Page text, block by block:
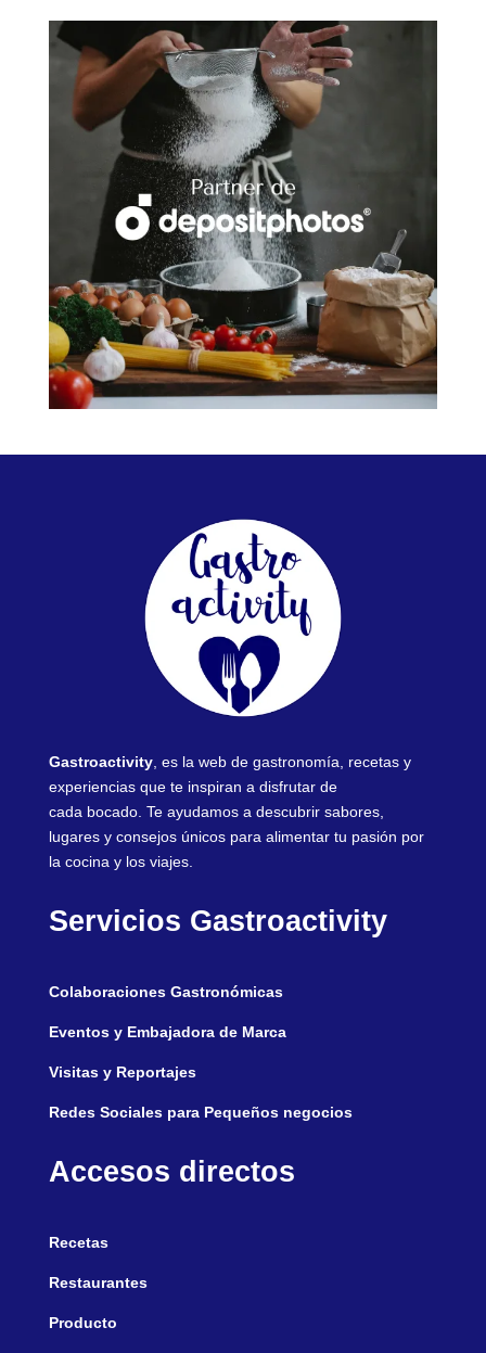
Gastroactivity, es la web de gastronomía, recetas y
experiencias que te inspiran a disfrutar de
cada bocado. Te ayudamos a descubrir sabores,
lugares y consejos únicos para alimentar tu pasión por
la cocina y los viajes.
Servicios Gastroactivity
Colaboraciones Gastronómicas
Eventos y Embajadora de Marca
Visitas y Reportajes
Redes Sociales para Pequeños negocios
Accesos directos
Recetas
Restaurantes
Producto